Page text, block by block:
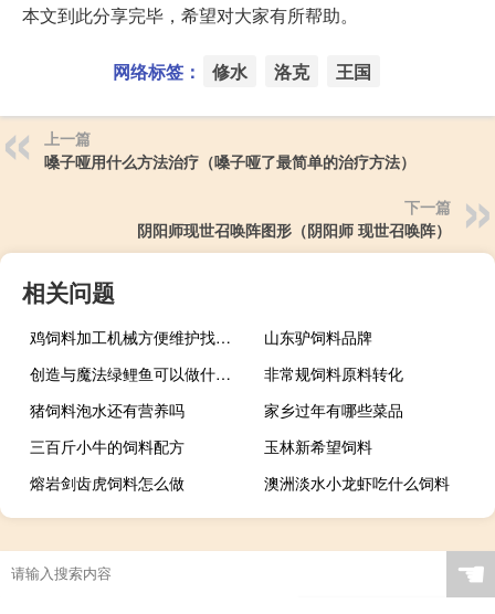
本文到此分享完毕，希望对大家有所帮助。
网络标签： 修水 洛克 王国
上一篇
嗓子哑用什么方法治疗（嗓子哑了最简单的治疗方法）
下一篇
阴阳师现世召唤阵图形（阴阳师 现世召唤阵）
相关问题
鸡饲料加工机械方便维护找强福机械上手快
山东驴饲料品牌
创造与魔法绿鲤鱼可以做什么饲料
非常规饲料原料转化
猪饲料泡水还有营养吗
家乡过年有哪些菜品
三百斤小牛的饲料配方
玉林新希望饲料
熔岩剑齿虎饲料怎么做
澳洲淡水小龙虾吃什么饲料
☚